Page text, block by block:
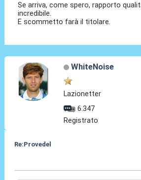
Se arriva, come spero, rapporto
incredibile.
E scommetto farà il titolare.
WhiteNoise
Lazionetter
6.347
Registrato
Re:Provedel